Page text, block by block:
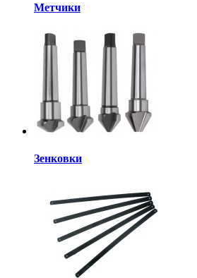
Метчики
Зенковки